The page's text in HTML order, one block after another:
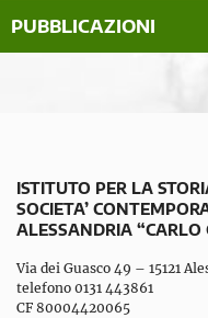
PUBBLICAZIONI
ISTITUTO PER LA
SOCIETA’
ALESSANDRIA “CARLO
Via dei Guasco 49 – 15121
telefono 0131 443861
CF 80004420065